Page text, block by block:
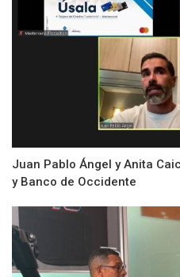
Juan Pablo Ángel y Anita
y Banco de Occidente